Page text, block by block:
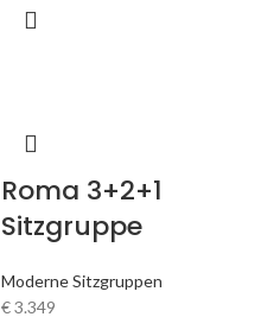
Roma 3+2+1
Sitzgruppe
Moderne Sitzgruppen
€3.349